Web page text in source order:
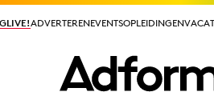
ADVERTERENEVENTSOPLEIDINGEN
ADVERTERENEVENTSOPLEIDINGEN